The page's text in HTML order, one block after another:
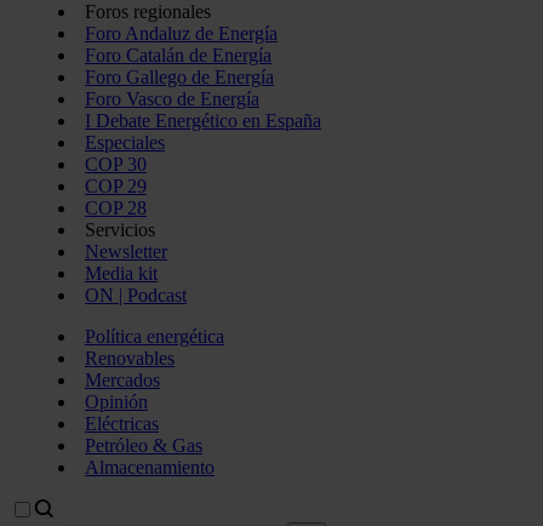
Foros regionales
Foro Andaluz de Energía
Foro Catalán de Energía
Foro Gallego de Energía
Foro Vasco de Energía
I Debate Energético en España
Especiales
COP 30
COP 29
COP 28
Servicios
Newsletter
Media kit
ON | Podcast
Política energética
Renovables
Mercados
Opinión
Eléctricas
Petróleo & Gas
Almacenamiento